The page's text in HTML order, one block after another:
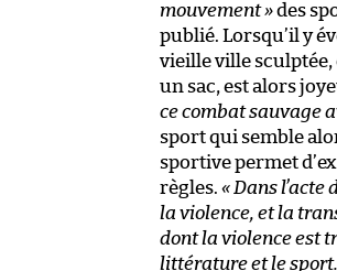
mouvement »des
publié. Lorsqu’il y
vieille ville sculptée,
un sac, est alors
ce combat sauvage
sport qui semble
sportive permet
règles. « Dans
la violence, et la
dont la violence est
littérature et le